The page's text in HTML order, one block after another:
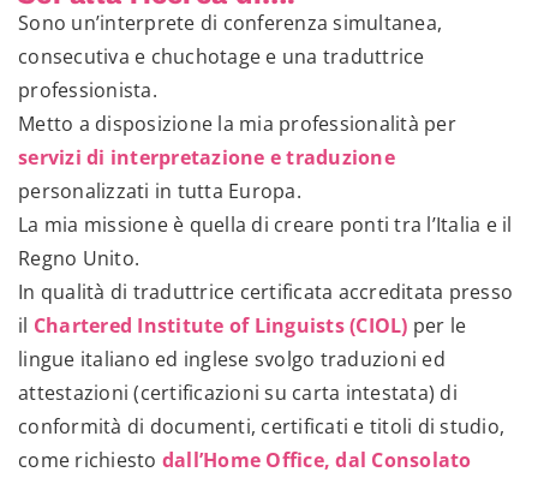
Sono un’interprete di conferenza simultanea,
consecutiva e chuchotage e una traduttrice
professionista.
Metto a disposizione la mia professionalità per
servizi di interpretazione e traduzione
personalizzati in tutta Europa.
La mia missione è quella di creare ponti tra l’Italia e il
Regno Unito.
In qualità di traduttrice certificata accreditata presso
il Chartered Institute of Linguists (CIOL) per le
lingue italiano ed inglese svolgo traduzioni ed
attestazioni (certificazioni su carta intestata) di
conformità di documenti, certificati e titoli di studio,
come richiesto dall’Home Office, dal Consolato